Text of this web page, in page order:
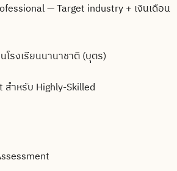
— Target industry + เงินเดือน
รงเรียนนานาชาติ (บุตร)
ำหรับ Highly-Skilled